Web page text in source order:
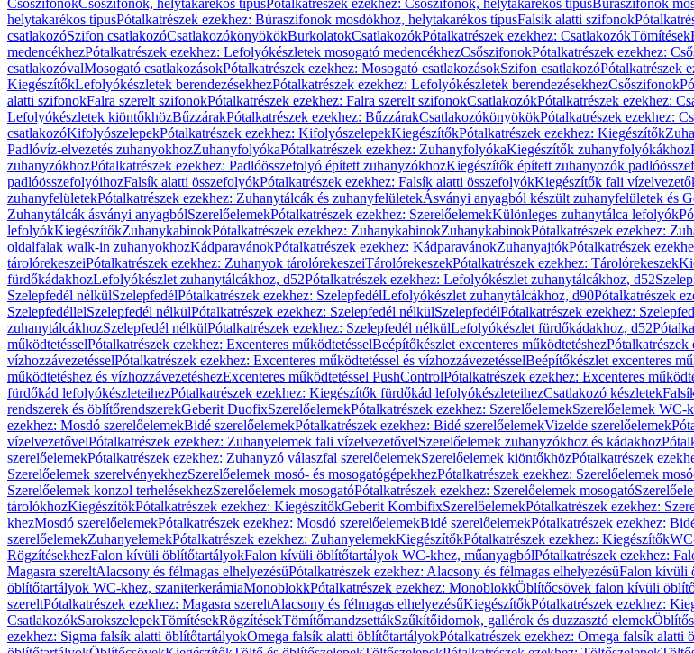
CsőszifonokCsőszifonok, helytakarékos típusPótalkatrészek ezekhez: Csőszifonok, helytakarékos típusBúraszifonok
helytakarékos típusPótalkatrészek ezekhez: Búraszifonok mosdókhoz, helytakarékos típusFalsík alatti szifonok
csatlakozóSzifon csatlakozóCsatlakozókönyökökBurkolatokCsatlakozókPótalkatrészek ezekhez: CsatlakozókTömítések
medencékhezPótalkatrészek ezekhez: Lefolyókészletek mosogató medencékhezCsőszifonokPótalkatrészek ezekhez:
csatlakozóvalMosogató csatlakozásokPótalkatrészek ezekhez: Mosogató csatlakozásokSzifon csatlakozóPótalkatrészek
KiegészítőkLefolyókészletek berendezésekhezPótalkatrészek ezekhez: Lefolyókészletek berendezésekhezCsőszifonok
alatti szifonokFalra szerelt szifonokPótalkatrészek ezekhez: Falra szerelt szifonokCsatlakozókPótalkatrészek ezekhez:
Lefolyókészletek kiöntőkhözBűzzárakPótalkatrészek ezekhez: BűzzárakCsatlakozókönyökökPótalkatrészek ezekhez:
csatlakozóKifolyószelepekPótalkatrészek ezekhez: KifolyószelepekKiegészítőkPótalkatrészek ezekhez: Kiegészítők
Padlóvíz-elvezetés zuhanyokhozZuhanyfolyókaPótalkatrészek ezekhez: ZuhanyfolyókaKiegészítők zuhanyfolyókákhoz
zuhanyzókhozPótalkatrészek ezekhez: Padlóösszefolyó épített zuhanyzókhozKiegészítők épített zuhanyozók
padlóösszefolyóihozFalsík alatti összefolyókPótalkatrészek ezekhez: Falsík alatti összefolyókKiegészítők fali
zuhanyfelületekPótalkatrészek ezekhez: Zuhanytálcák és zuhanyfelületekÁsványi anyagból készült zuhanyfelületek és
Zuhanytálcák ásványi anyagbólSzerelőelemekPótalkatrészek ezekhez: SzerelőelemekKülönleges zuhanytálca lefolyók
lefolyókKiegészítőkZuhanykabinokPótalkatrészek ezekhez: ZuhanykabinokZuhanykabinokPótalkatrészek ezekhez:
oldalfalak walk-in zuhanyokhozKádparavánokPótalkatrészek ezekhez: KádparavánokZuhanyajtókPótalkatrészek
tárolórekeszeiPótalkatrészek ezekhez: Zuhanyok tárolórekeszeiTárolórekeszekPótalkatrészek ezekhez: Tárolórekeszek
fürdőkádakhozLefolyókészlet zuhanytálcákhoz, d52Pótalkatrészek ezekhez: Lefolyókészlet zuhanytálcákhoz, d52
Szelepfedél nélkülSzelepfedélPótalkatrészek ezekhez: SzelepfedélLefolyókészlet zuhanytálcákhoz, d90Pótalkatrészek
SzelepfedéllelSzelepfedél nélkülPótalkatrészek ezekhez: Szelepfedél nélkülSzelepfedélPótalkatrészek ezekhez:
zuhanytálcákhozSzelepfedél nélkülPótalkatrészek ezekhez: Szelepfedél nélkülLefolyókészlet fürdőkádakhoz, d52
működtetésselPótalkatrészek ezekhez: Excenteres működtetésselBeépítőkészlet excenteres működtetéshezPótalkatrészek
vízhozzávezetésselPótalkatrészek ezekhez: Excenteres működtetéssel és vízhozzávezetésselBeépítőkészlet excenteres
működtetéshez és vízhozzávezetéshezExcenteres működtetéssel PushControlPótalkatrészek ezekhez: Excenteres
fürdőkád lefolyókészleteihezPótalkatrészek ezekhez: Kiegészítők fürdőkád lefolyókészleteihezCsatlakozó készletek
rendszerek és öblítőrendszerekGeberit DuofixSzerelőelemekPótalkatrészek ezekhez: SzerelőelemekSzerelőelemek WC-
ezekhez: Mosdó szerelőelemekBidé szerelőelemekPótalkatrészek ezekhez: Bidé szerelőelemekVizelde szerelőelemek
vízelvezetővelPótalkatrészek ezekhez: Zuhanyelemek fali vízelvezetővelSzerelőelemek zuhanyzókhoz és kádakhoz
szerelőelemekPótalkatrészek ezekhez: Zuhanyzó válaszfal szerelőelemekSzerelőelemek kiöntőkhözPótalkatrészek
Szerelőelemek szerelvényekhezSzerelőelemek mosó- és mosogatógépekhezPótalkatrészek ezekhez: Szerelőelemek
Szerelőelemek konzol terhelésekhezSzerelőelemek mosogatóPótalkatrészek ezekhez: Szerelőelemek mosogató
tárolókhozKiegészítőkPótalkatrészek ezekhez: KiegészítőkGeberit KombifixSzerelőelemekPótalkatrészek ezekhez:
khezMosdó szerelőelemekPótalkatrészek ezekhez: Mosdó szerelőelemekBidé szerelőelemekPótalkatrészek ezekhez:
szerelőelemekZuhanyelemekPótalkatrészek ezekhez: ZuhanyelemekKiegészítőkPótalkatrészek ezekhez: Kiegészítők
RögzítésekhezFalon kívüli öblítőtartályokFalon kívüli öblítőtartályok WC-khez, műanyagbólPótalkatrészek ezekhez:
Magasra szereltAlacsony és félmagas elhelyezésűPótalkatrészek ezekhez: Alacsony és félmagas elhelyezésűFalon kívüli
öblítőtartályok WC-khez, szaniterkerámiaMonoblokkPótalkatrészek ezekhez: MonoblokkÖblítőcsövek falon kívüli
szereltPótalkatrészek ezekhez: Magasra szereltAlacsony és félmagas elhelyezésűKiegészítőkPótalkatrészek ezekhez:
CsatlakozókSarokszelepekTömítésekRögzítésekTömítőmandzsettákSzűkítőidomok, gallérok és duzzasztó elemek
ezekhez: Sigma falsík alatti öblítőtartályokOmega falsík alatti öblítőtartályokPótalkatrészek ezekhez: Omega falsík alatti